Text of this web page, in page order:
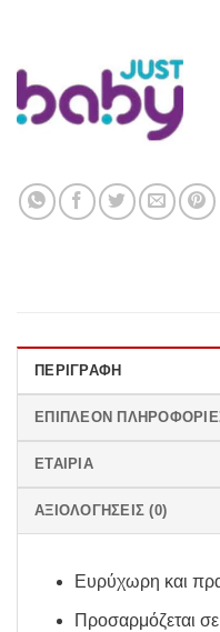
ΠΕΡΙΓΡΑΦΉ
ΕΠΙΠΛΈΟΝ
ΕΤΑΙΡΊΑ
ΑΞΙΟΛΟΓΉΣΕΙΣ (0)
Ευρύχωρη και
Προσαρμόζεται